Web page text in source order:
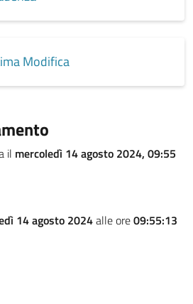
Modifica
il mercoledì 14 agosto 2024, 09:55
14 agosto 2024alle ore09:55:13